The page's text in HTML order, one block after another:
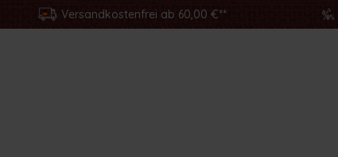
Versandkostenfrei ab 60,00 €**